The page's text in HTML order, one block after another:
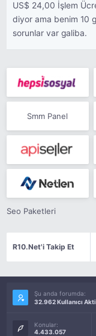
US$ 24,00 İşlem
diyor ama benim 10
sorunlar var galiba.
Smm Panel
Seo Paketleri
R10.Net'i Takip Et
Şu anda forumda:
32.962 Kullanıcı
Konular:
4.433.057